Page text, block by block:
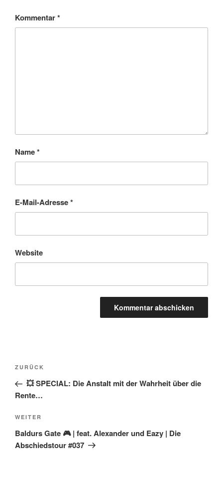
Kommentar*
Name*
E-Mail-Adresse*
Website
Beitragsnavigation
Vorheriger
Beitrag
ZURÜCK
💥 SPECIAL: Die Anstalt mit der Wahrheit über die
Rente…
Nächster
Beitrag
WEITER
Baldurs Gate 🎮 | feat. Alexander und Eazy | Die
Abschiedstour #037